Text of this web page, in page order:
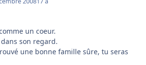
un coeur.
son regard.
une bonne famille sûre, tu seras